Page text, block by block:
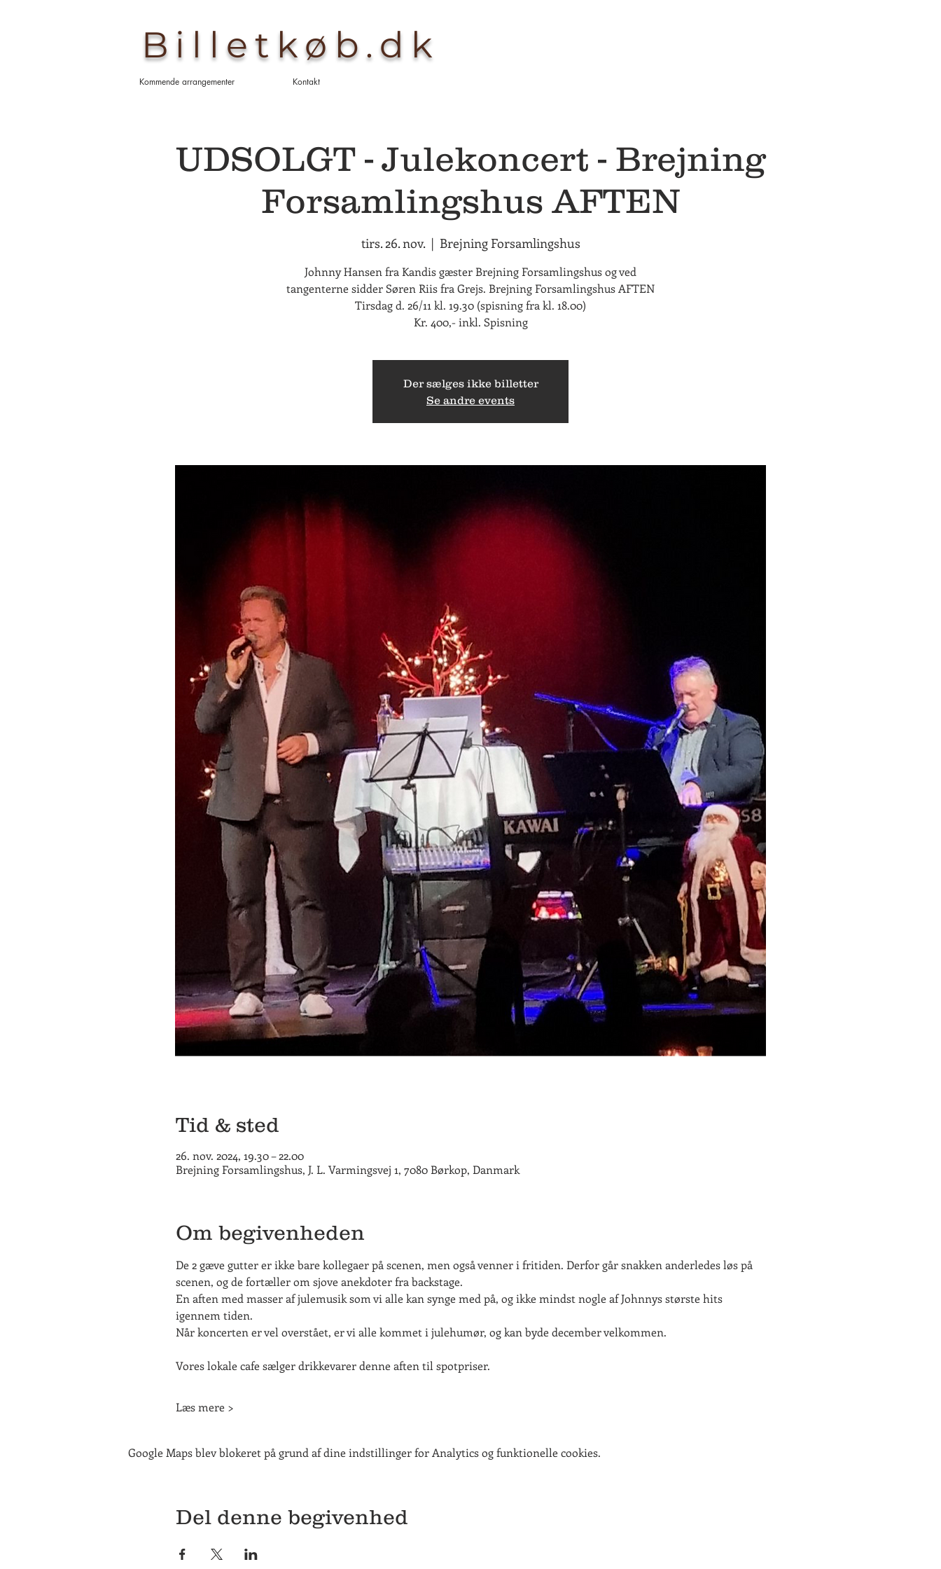
Billetkøb.dk
Kommende arrangementer Kontakt
UDSOLGT - Julekoncert - Brejning
Forsamlingshus AFTEN
tirs. 26. nov.
  |
Brejning Forsamlingshus
Johnny Hansen fra Kandis gæster Brejning Forsamlingshus og ved
tangenterne sidder Søren Riis fra Grejs. Brejning Forsamlingshus AFTEN
Tirsdag d. 26/11 kl. 19.30 (spisning fra kl. 18.00)
Kr. 400,- inkl. Spisning
Der sælges ikke billetter
Se andre events
Tid & sted
26. nov. 2024, 19.30 – 22.00
Brejning Forsamlingshus, J. L. Varmingsvej 1, 7080 Børkop, Danmark
Om begivenheden
De 2 gæve gutter er ikke bare kollegaer på scenen, men også venner i fritiden. Derfor går snakken anderledes løs på
scenen, og de fortæller om sjove anekdoter fra backstage.
En aften med masser af julemusik som vi alle kan synge med på, og ikke mindst nogle af Johnnys største hits
igennem tiden.
Når koncerten er vel overstået, er vi alle kommet i julehumør, og kan byde december velkommen.
Vores lokale cafe sælger drikkevarer denne aften til spotpriser.
Læs mere >
Google Maps blev blokeret på grund af dine indstillinger for Analytics og funktionelle cookies.
Del denne begivenhed